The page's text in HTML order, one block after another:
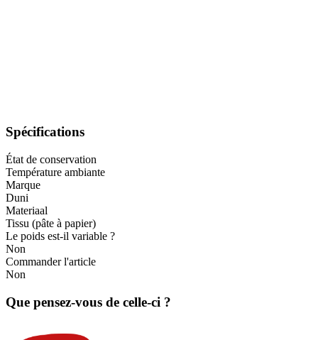
Spécifications
État de conservation
Température ambiante
Marque
Duni
Materiaal
Tissu (pâte à papier)
Le poids est-il variable ?
Non
Commander l'article
Non
Que pensez-vous de celle-ci ?